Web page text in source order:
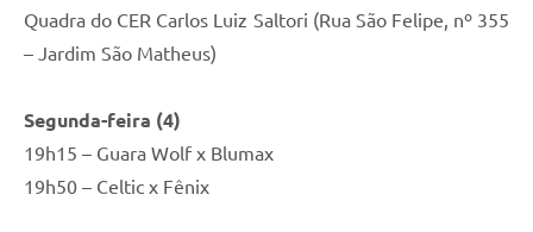
Quadra do CER Carlos Luiz Saltori (Rua São Felipe, nº 355
– Jardim São Matheus)
Segunda-feira (4)
19h15 – Guara Wolf x Blumax
19h50 – Celtic x Fênix